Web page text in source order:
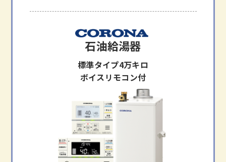
石油給湯器
標準タイプ4万キロ
ボイスリモコン付